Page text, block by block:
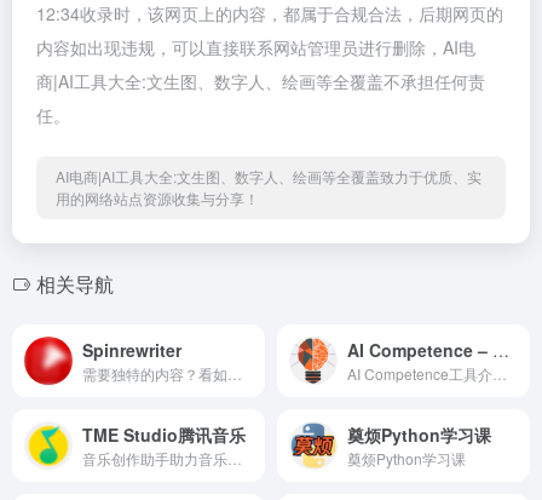
12:34收录时，该网页上的内容，都属于合规合法，后期网页的
内容如出现违规，可以直接联系网站管理员进行删除，AI电
商|AI工具大全:文生图、数字人、绘画等全覆盖不承担任何责
任。
AI电商|AI工具大全:文生图、数字人、绘画等全覆盖致力于优质、实
用的网络站点资源收集与分享！
相关导航
Spinrewriter AI Competence – 公司股票AI报告分析
TME Studio腾讯音乐 奠烦Python学习课
奠烦Python学习课